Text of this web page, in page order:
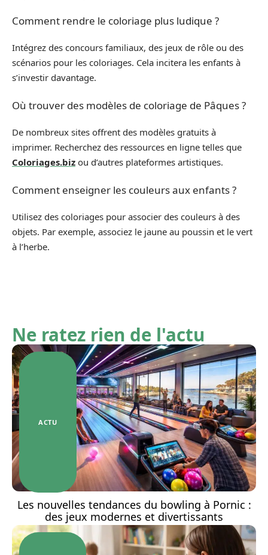
Comment rendre le coloriage plus ludique ?
Intégrez des concours familiaux, des jeux de rôle ou des
scénarios pour les coloriages. Cela incitera les enfants à
s’investir davantage.
Où trouver des modèles de coloriage de Pâques ?
De nombreux sites offrent des modèles gratuits à
imprimer. Recherchez des ressources en ligne telles que
Coloriages.biz ou d’autres plateformes artistiques.
Comment enseigner les couleurs aux enfants ?
Utilisez des coloriages pour associer des couleurs à des
objets. Par exemple, associez le jaune au poussin et le vert
à l’herbe.
Ne ratez rien de l'actu
ACTU
Les nouvelles tendances du bowling à Pornic :
des jeux modernes et divertissants